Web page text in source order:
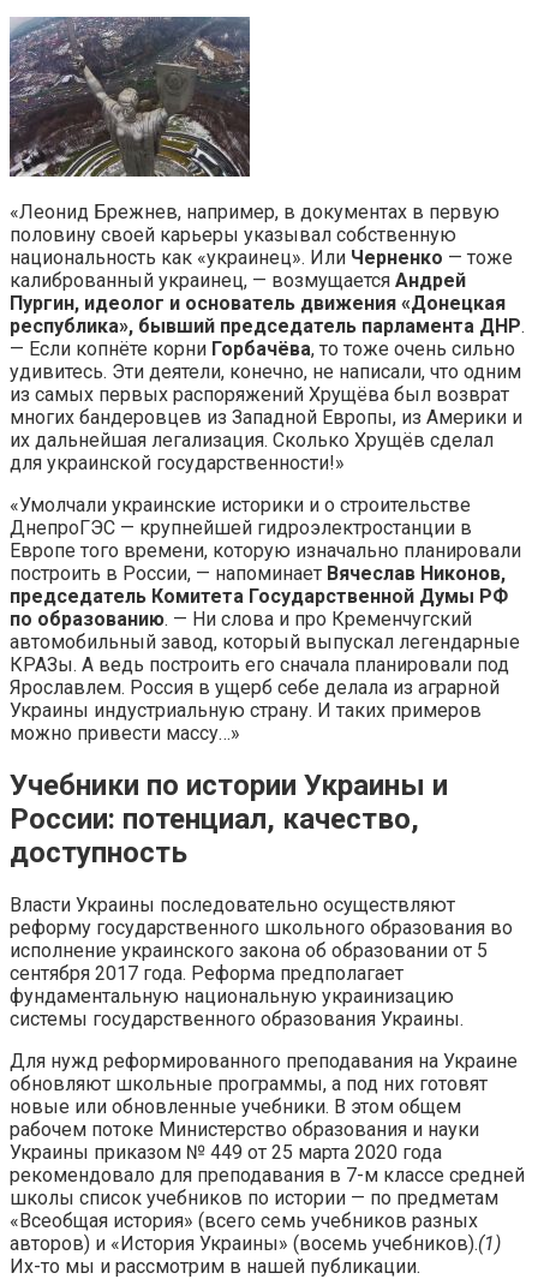
«Леонид Брежнев, например, в документах в первую
половину своей карьеры указывал собственную
национальность как «украинец». Или Черненко — тоже
калиброванный украинец, — возмущается Андрей
Пургин, идеолог и основатель движения «Донецкая
республика», бывший председатель парламента ДНР.
— Если копнёте корни Горбачёва, то тоже очень сильно
удивитесь. Эти деятели, конечно, не написали, что одним
из самых первых распоряжений Хрущёва был возврат
многих бандеровцев из Западной Европы, из Америки и
их дальнейшая легализация. Сколько Хрущёв сделал
для украинской государственности!»
«Умолчали украинские историки и о строительстве
ДнепроГЭС — крупнейшей гидроэлектростанции в
Европе того времени, которую изначально планировали
построить в России, — напоминает Вячеслав Никонов,
председатель Комитета Государственной Думы РФ
по образованию. — Ни слова и про Кременчугский
автомобильный завод, который выпускал легендарные
КРАЗы. А ведь построить его сначала планировали под
Ярославлем. Россия в ущерб себе делала из аграрной
Украины индустриальную страну. И таких примеров
можно привести массу…»
Учебники по истории Украины и
России: потенциал, качество,
доступность
Власти Украины последовательно осуществляют
реформу государственного школьного образования во
исполнение украинского закона об образовании от 5
сентября 2017 года. Реформа предполагает
фундаментальную национальную украинизацию
системы государственного образования Украины.
Для нужд реформированного преподавания на Украине
обновляют школьные программы, а под них готовят
новые или обновленные учебники. В этом общем
рабочем потоке Министерство образования и науки
Украины приказом № 449 от 25 марта 2020 года
рекомендовало для преподавания в 7-м классе средней
школы список учебников по истории — по предметам
«Всеобщая история» (всего семь учебников разных
авторов) и «История Украины» (восемь учебников).(1)
Их-то мы и рассмотрим в нашей публикации.